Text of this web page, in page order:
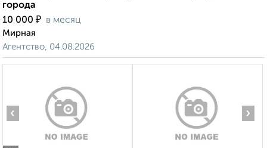
города
10 000 ₽ в месяц
Мирная
Агентство, 04.08.2026
‹ ›